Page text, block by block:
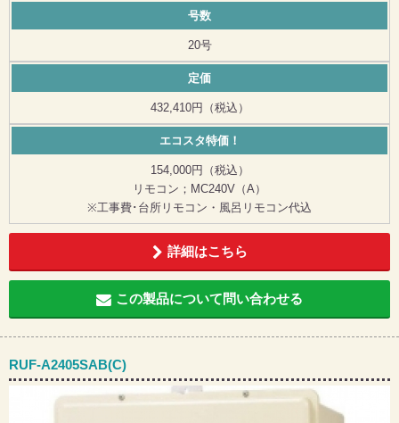
号数
20号
定価
432,410円（税込）
エコスタ特価！
154,000円（税込）
リモコン；MC240V（A）
※工事費･台所リモコン・風呂リモコン代込
詳細はこちら
この製品について問い合わせる
RUF-A2405SAB(C)